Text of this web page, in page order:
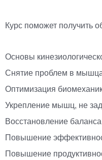
Курс поможет получить
Основы
Снятие проблем в
Оптимизация
Укрепление мышц, не
Восстановление баланса
Повышение
Повышение